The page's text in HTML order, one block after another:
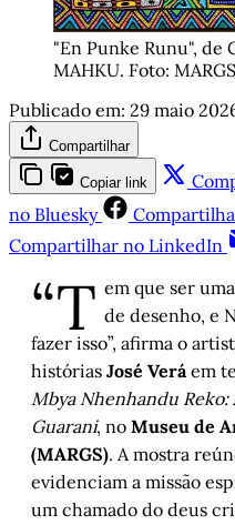
"En Punke Runu", de
MAHKU. Foto:
Publicado em: 29 maio
Compartilhar
Copiar link
no Bluesky
Compartilhar no LinkedIn
“T em que ser
de desenho, e
fazer isso”, afirma o
histórias José Veráem
Mbya Nhenhandu Reko:
Guarani, no Museu de
(MARGS). A mostra
evidenciam a missão
um chamado do deus